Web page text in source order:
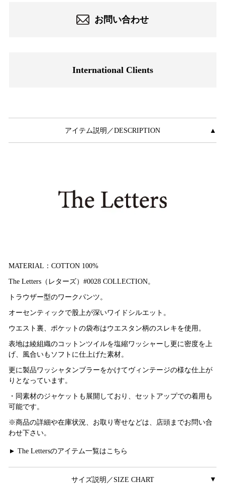
お問い合わせ
International Clients
アイテム説明／DESCRIPTION ▲
MATERIAL：COTTON 100%
The Letters（レターズ）#0028 COLLECTION。
トラウザー型のワークパンツ。
オーセンティックで股上が深いワイドシルエット。
ウエスト裏、ポケットの袋布はウエスタン柄のスレキを使用。
表地は綾組織のコットンツイルを塩縮ワッシャーし更に密度を上
げ、風合いもソフトに仕上げた素材。
更に製品ワッシャタンブラーをかけてヴィンテージの様な仕上が
りとなっています。
・同素材のジャケットも展開しており、セットアップでの着用も
可能です。
※商品の詳細や在庫状況、お取り寄せなどは、店頭までお問い合
わせ下さい。
▲ The Lettersのアイテム一覧はこちら
サイズ説明／SIZE CHART ▲